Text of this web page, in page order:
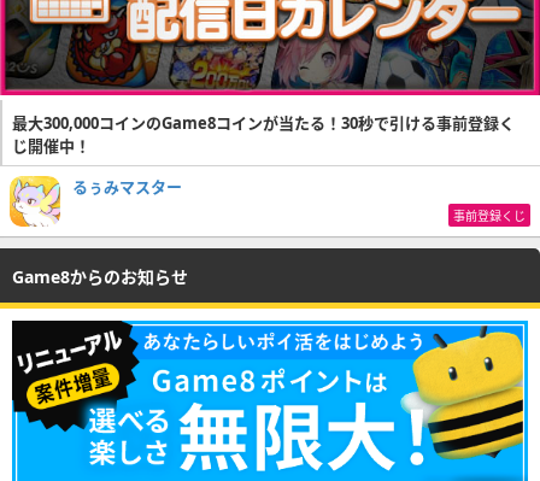
最大300,000コインのGame8コインが当たる！30秒で引ける事前登録く
じ開催中！
るぅみマスター
事前登録くじ
Game8からのお知らせ